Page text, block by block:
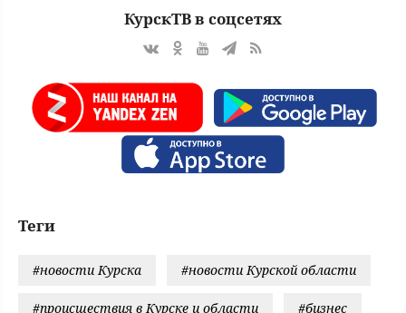
КурскТВ в соцсетях
Теги
#новости Курска #новости Курской области
#происшествия в Курске и области #бизнес